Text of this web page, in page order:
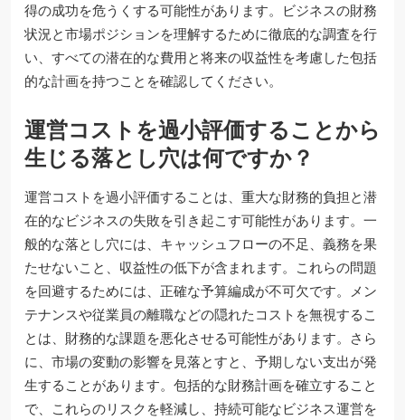
得の成功を危うくする可能性があります。ビジネスの財務
状況と市場ポジションを理解するために徹底的な調査を行
い、すべての潜在的な費用と将来の収益性を考慮した包括
的な計画を持つことを確認してください。
運営コストを過小評価することから
生じる落とし穴は何ですか？
運営コストを過小評価することは、重大な財務的負担と潜
在的なビジネスの失敗を引き起こす可能性があります。一
般的な落とし穴には、キャッシュフローの不足、義務を果
たせないこと、収益性の低下が含まれます。これらの問題
を回避するためには、正確な予算編成が不可欠です。メン
テナンスや従業員の離職などの隠れたコストを無視するこ
とは、財務的な課題を悪化させる可能性があります。さら
に、市場の変動の影響を見落とすと、予期しない支出が発
生することがあります。包括的な財務計画を確立すること
で、これらのリスクを軽減し、持続可能なビジネス運営を